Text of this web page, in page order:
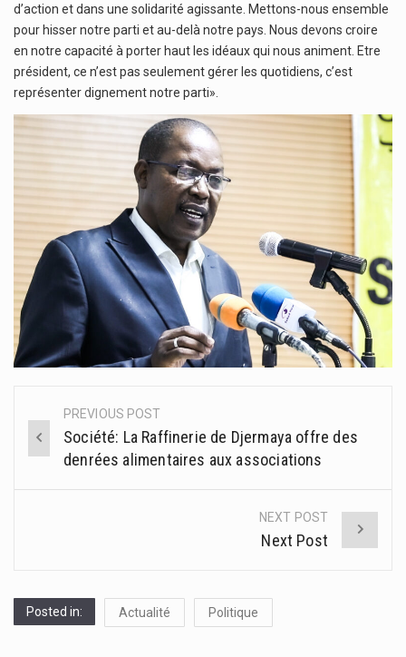
d’action et dans une solidarité agissante. Mettons-nous ensemble
pour hisser notre parti et au-delà notre pays. Nous devons croire
en notre capacité à porter haut les idéaux qui nous animent. Etre
président, ce n’est pas seulement gérer les quotidiens, c’est
représenter dignement notre parti».
Post
navigation
PREVIOUS POST
Société: La Raffinerie de Djermaya offre des
denrées alimentaires aux associations
NEXT POST
Next Post
Posted in: Actualité Politique